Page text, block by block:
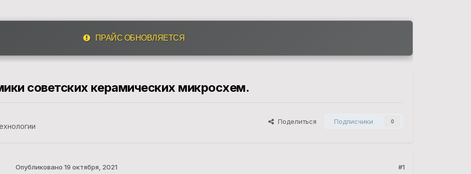
ПРАЙС ОБНОВЛЯЕТСЯ
советских керамических микросхем.
Поделиться Подписчики 0
#1
Опубликовано 19 октября, 2021